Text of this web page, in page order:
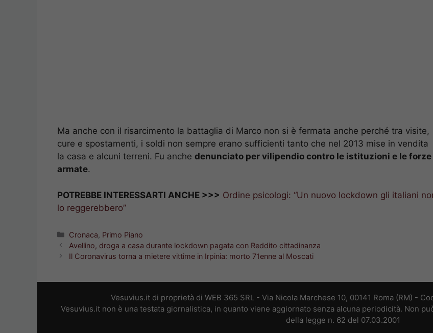
Ma anche con il risarcimento la battaglia di Marco non si è fermata anche perché tra visite,
cure e spostamenti, i soldi non sempre erano sufficienti tanto che nel 2013 mise in vendita
la casa e alcuni terreni. Fu anche
denunciato per vilipendio contro le istituzioni e le forze
armate
POTREBBE INTERESSARTI ANCHE >>>
Ordine psicologi: “Un nuovo lockdown gli italiani non
lo reggerebbero”
Avellino, droga a casa durante lockdown pagata con Reddito cittadinanza
Il Coronavirus torna a mietere vittime in Irpinia: morto 71enne al Moscati
Vesuvius.it di proprietà di WEB 365 SRL - Via Nicola Marchese 10, 00141 Roma (RM) -
Vesuvius.it non è una testata giornalistica, in quanto viene aggiornato senza alcuna periodicità. Non
della legge n. 62 del 07.03.2001